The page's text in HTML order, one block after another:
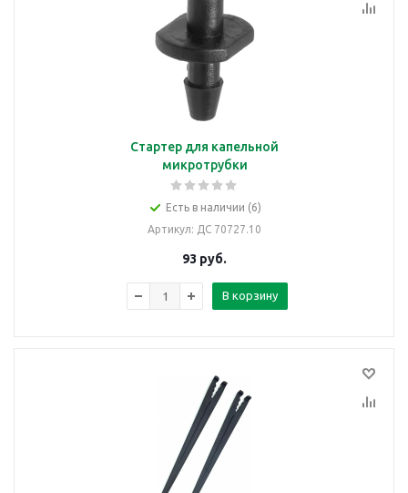
Стартер для капельной
микротрубки
Есть в наличии (6)
Артикул: ДС 70727.10
93 руб.
В корзину